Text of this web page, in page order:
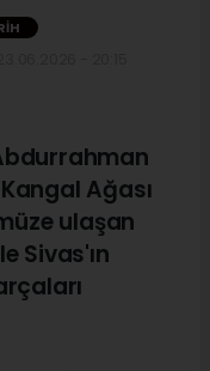
Ağası
ulaşan
Sivas'ın